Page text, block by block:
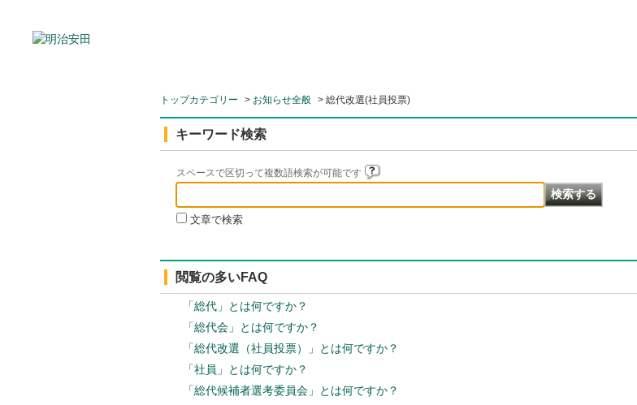
トップカテゴリー > お知らせ全般 > 総代改選(社員投票)
キーワード検索
スペースで区切って複数語検索が可能です
文章で検索
閲覧の多いFAQ
「総代」とは何ですか？
「総代会」とは何ですか？
「総代改選（社員投票）」とは何ですか？
「社員」とは何ですか？
「総代候補者選考委員会」とは何ですか？